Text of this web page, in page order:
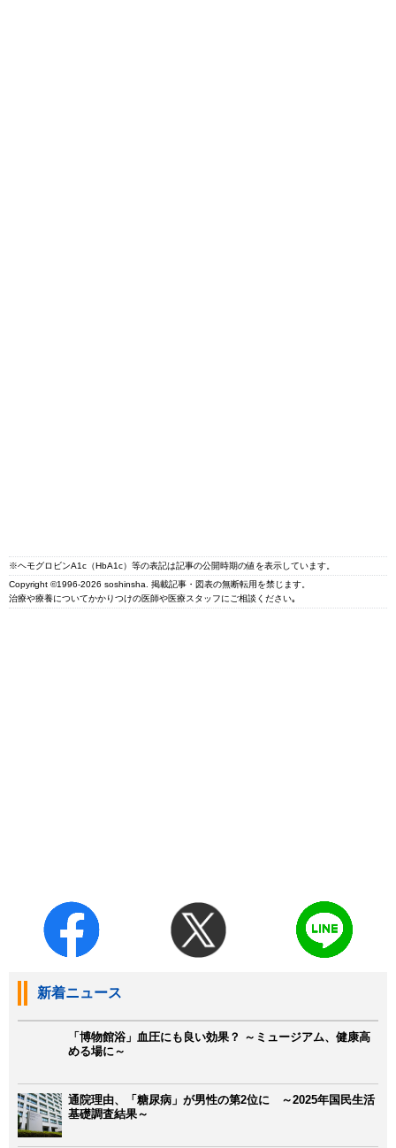
※ヘモグロビンA1c（HbA1c）等の表記は記事の公開時期の値を表示しています。
Copyright ©1996-2026 soshinsha. 掲載記事・図表の無断転用を禁じます。
治療や療養についてかかりつけの医師や医療スタッフにご相談ください｡
新着ニュース
「博物館浴」血圧にも良い効果？ ～ミュージアム、健康高
める場に～
通院理由、「糖尿病」が男性の第2位に ～2025年国民生活
基礎調査結果～